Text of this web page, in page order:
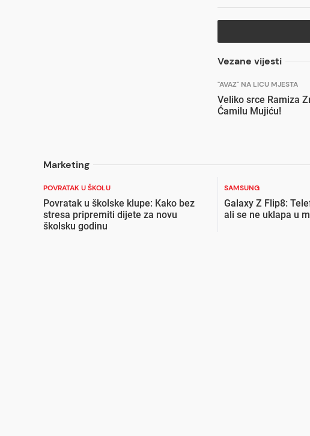
Vezane vijesti
"AVAZ" NA LICU MJESTA
Veliko srce Ramiza
Ćamilu Mujiću!
Marketing
POVRATAK U ŠKOLU
Povratak u školske klupe: Kako bez
stresa pripremiti dijete za novu
školsku godinu
SAMSUNG
Galaxy Z Flip8:
ali se ne uklapa u